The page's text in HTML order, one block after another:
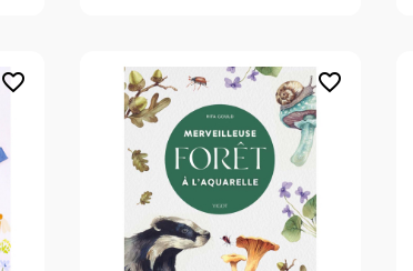
favorite_border favorite_border